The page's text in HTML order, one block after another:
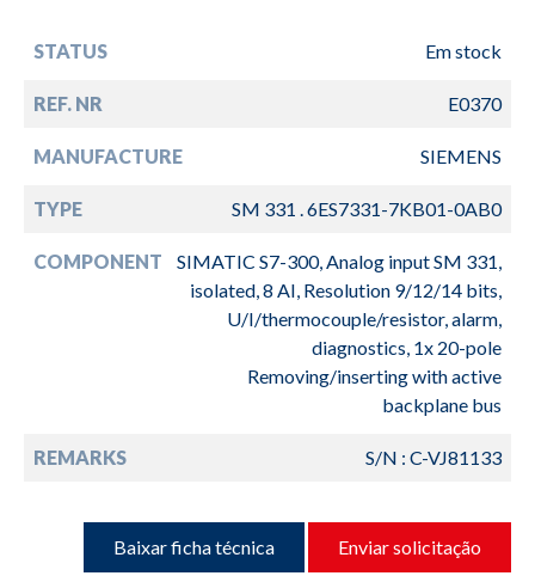
STATUS Em stock
REF. NR E0370
MANUFACTURE SIEMENS
TYPE SM 331 . 6ES7331-7KB01-0AB0
COMPONENT
SIMATIC S7-300, Analog input SM 331,
isolated, 8 AI, Resolution 9/12/14 bits,
U/I/thermocouple/resistor, alarm,
diagnostics, 1x 20-pole
Removing/inserting with active
backplane bus
REMARKS S/N : C-VJ81133
Baixar ficha técnica Enviar solicitação